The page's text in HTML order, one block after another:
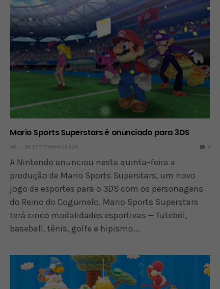
Mario Sports Superstars é anunciado para 3DS
OS 1 DE SEPTEMBER DE 2016 0
A Nintendo anunciou nesta quinta-feira a
produção de Mario Sports Superstars, um novo
jogo de esportes para o 3DS com os personagens
do Reino do Cogumelo. Mario Sports Superstars
terá cinco modalidades esportivas — futebol,
baseball, tênis, golfe e hipismo.…